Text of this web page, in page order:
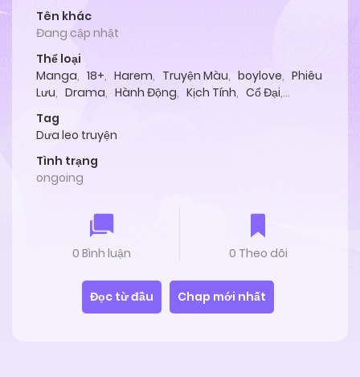
Tên khác
Đang cập nhật
Thể loại
Manga, 18+, Harem, Truyện Màu, boylove, Phiêu
Lưu, Drama, Hành Động, Kịch Tính, Cổ Đại,
Tag
Dưa leo truyện
Tình trạng
ongoing
0 Bình luận 0 Theo dõi
Đọc từ đầu Chap mới nhất